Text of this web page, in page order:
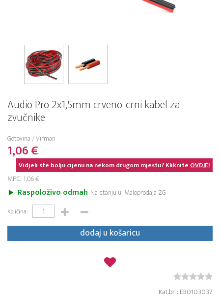
Audio Pro 2x1,5mm crveno-crni kabel za
zvučnike
Gotovina / Virman
1,06 €
Vidjeli ste bolju cijenu na nekom drugom mjestu? KlikniteOVDJE!
MPC: 1,06 €
Raspoloživo odmah Na stanju u: Maloprodaja ZG
Količina:
dodaj u košaricu
Kat.br. : EB0103037